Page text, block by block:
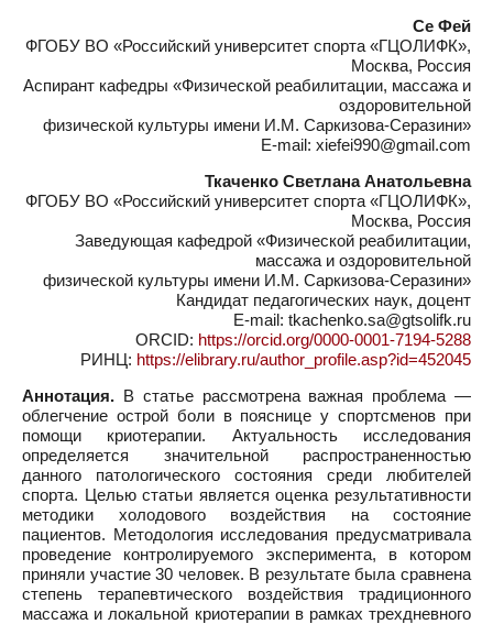
Се Фей
ФГОБУ ВО «Российский университет спорта «ГЦОЛИФК»,
Москва, Россия
Аспирант кафедры «Физической реабилитации, массажа и
оздоровительной
физической культуры имени И.М. Саркизова-Серазини»
E-mail: xiefei990@gmail.com
Ткаченко Светлана Анатольевна
ФГОБУ ВО «Российский университет спорта «ГЦОЛИФК»,
Москва, Россия
Заведующая кафедрой «Физической реабилитации,
массажа и оздоровительной
физической культуры имени И.М. Саркизова-Серазини»
Кандидат педагогических наук, доцент
E-mail: tkachenko.sa@gtsolifk.ru
ORCID: https://orcid.org/0000-0001-7194-5288
РИНЦ: https://elibrary.ru/author_profile.asp?id=452045
Аннотация. В статье рассмотрена важная проблема —
облегчение острой боли в пояснице у спортсменов при
помощи криотерапии. Актуальность исследования
определяется значительной распространенностью
данного патологического состояния среди любителей
спорта. Целью статьи является оценка результативности
методики холодового воздействия на состояние
пациентов. Методология исследования предусматривала
проведение контролируемого эксперимента, в котором
приняли участие 30 человек. В результате была сравнена
степень терапевтического воздействия традиционного
массажа и локальной криотерапии в рамках трехдневного